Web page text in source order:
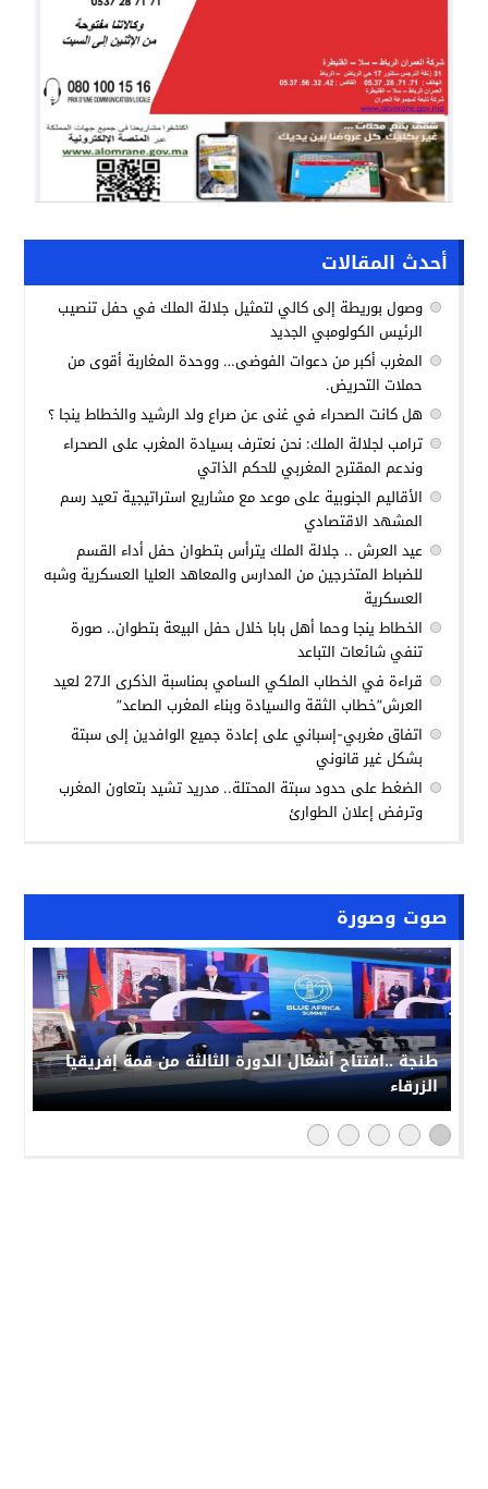
صوت وصورة
طنجة ..افتتاح أشغال الدورة الثالثة من قمة إفريقيا
الزرقاء
أحدث المقالات
وصول بوريطة إلى كالي لتمثيل جلالة الملك في حفل تنصيب
الرئيس الكولومبي الجديد
المغرب أكبر من دعوات الفوضى… ووحدة المغاربة أقوى من
حملات التحريض.
هل كانت الصحراء في غنى عن صراع ولد الرشيد والخطاط ينجا ؟
ترامب لجلالة الملك: نحن نعترف بسيادة المغرب على الصحراء
وندعم المقترح المغربي للحكم الذاتي
الأقاليم الجنوبية على موعد مع مشاريع استراتيجية تعيد رسم
المشهد الاقتصادي
عيد العرش .. جلالة الملك يترأس بتطوان حفل أداء القسم
للضباط المتخرجين من المدارس والمعاهد العليا العسكرية وشبه
العسكرية
الخطاط ينجا وحما أهل بابا خلال حفل البيعة بتطوان.. صورة
تنفي شائعات التباعد
قراءة في الخطاب الملكي السامي بمناسبة الذكرى الـ27 لعيد
العرش”خطاب الثقة والسيادة وبناء المغرب الصاعد”
اتفاق مغربي-إسباني على إعادة جميع الوافدين إلى سبتة
بشكل غير قانوني
الضغط على حدود سبتة المحتلة.. مدريد تشيد بتعاون المغرب
وترفض إعلان الطوارئ